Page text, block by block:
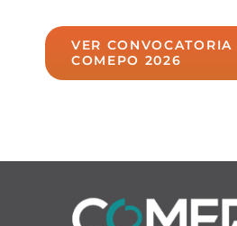
VER CONVOCATORIA
COMEPO 2026